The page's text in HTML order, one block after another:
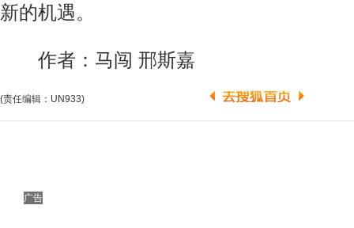
新的机遇。
作者：马闯 邢斯嘉
(责任编辑：UN933)
广告